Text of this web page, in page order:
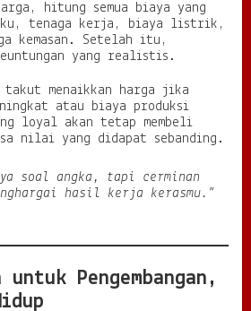
hitung semua biaya yang
tenaga kerja, biaya listrik,
kemasan. Setelah itu,
yang realistis.
menaikkan harga jika
atau biaya produksi
loyal akan tetap membeli
nilai yang didapat sebanding.
soal angka, tapi cerminan
hasil kerja kerasmu.”
untuk Pengembangan,